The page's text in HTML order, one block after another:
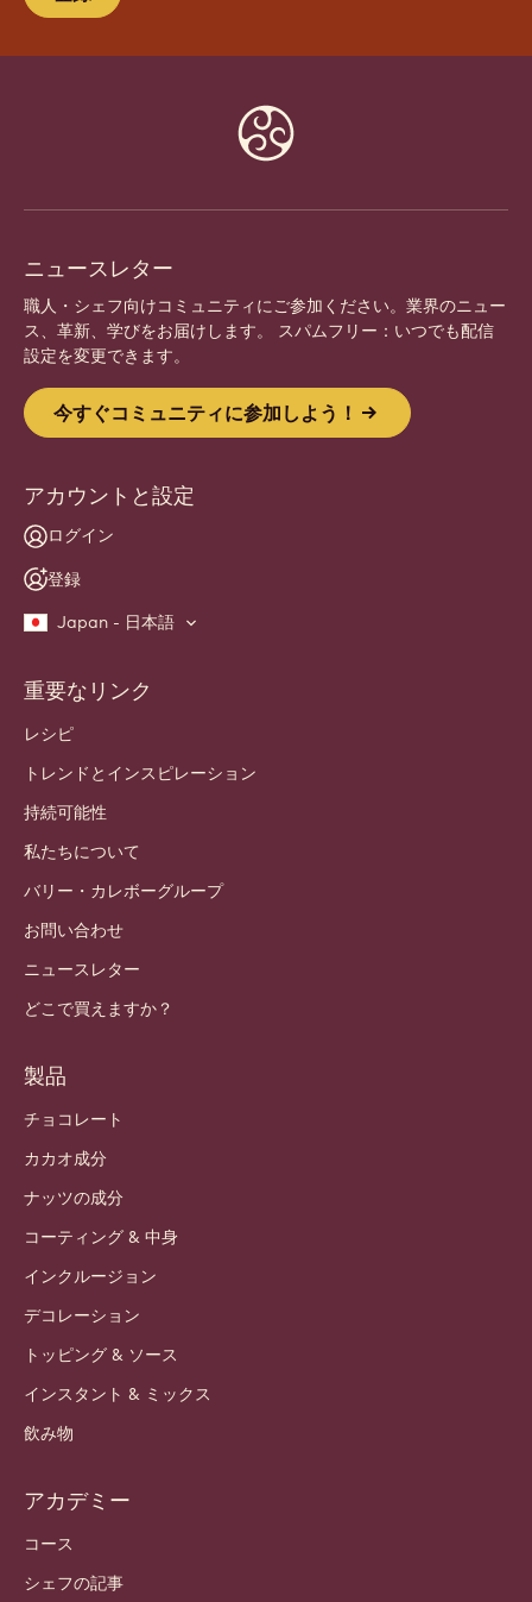
ニュースレター
職人・シェフ向けコミュニティにご参加ください。業界のニュー
ス、革新、学びをお届けします。 スパムフリー：いつでも配信
設定を変更できます。
今すぐコミュニティに参加しよう！
アカウントと設定
ログイン
登録
Japan - 日本語
Footer
Callebaut
重要なリンク
レシピ
トレンドとインスピレーション
持続可能性
私たちについて
バリー・カレボーグループ
お問い合わせ
ニュースレター
どこで買えますか？
製品
チョコレート
カカオ成分
ナッツの成分
コーティング & 中身
インクルージョン
デコレーション
トッピング & ソース
インスタント & ミックス
飲み物
アカデミー
コース
シェフの記事